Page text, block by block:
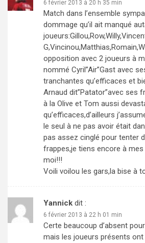
6 février 2013 à 20 h 35 min
Match dans l’ensemble
dommage qu’il ait manqué
opposition avec 2 joueurs à
nommé Cyril”Air”Gast avec
tranchantes qu’efficaces et
Arnaud dit”Patator”avec ses
à la Olive et Tom aussi
qu’efficaces,d’ailleurs
le seul à ne pas avoir était
pas assez cinglé pour tenter
frappes,je tiens encore à
moi!!!
Voili voilou les gars,la bise à
Yannick dit :
6 février 2013 à 22 h 01 min
Certe beaucoup d’absent
mais les joueurs présents